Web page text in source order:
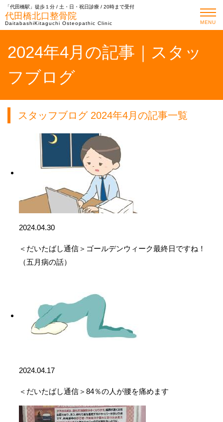
「代田橋駅」徒歩１分 / 土・日・祝日診療 / 20時まで受付
代田橋北口整骨院
DaitabashiKitaguchi Osteopathic Clinic MENU
2024年4月の記事｜スタッ
フブログ
スタッフブログ 2024年4月の記事一覧
2024.04.30
＜だいたばし通信＞ゴールデンウィーク最終日ですね！
（五月病の話）
2024.04.17
＜だいたばし通信＞84％の人が腰を痛めます